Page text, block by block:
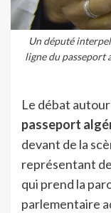
Un député
ligne du passeport
Le débat
passeport
devant de la
représentant
qui prend la
parlementaire